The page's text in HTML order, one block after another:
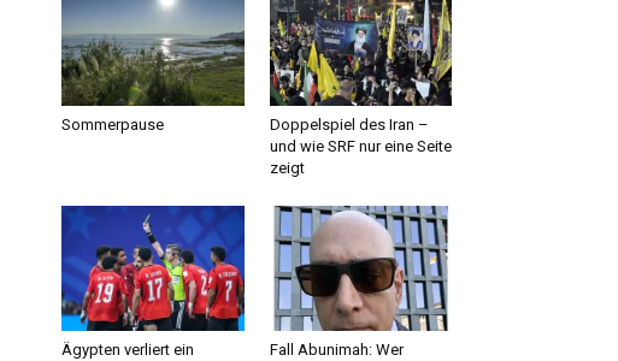
Sommerpause
Doppelspiel des Iran –
und wie SRF nur eine Seite
zeigt
Ägypten verliert ein
Fall Abunimah: Wer